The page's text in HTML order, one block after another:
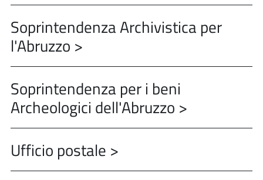
Soprintendenza Archivistica per
l'Abruzzo >
Soprintendenza per i beni
Archeologici dell'Abruzzo >
Ufficio postale >